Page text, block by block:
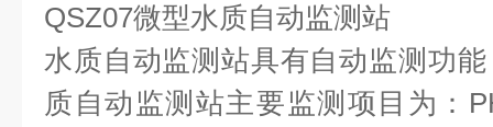
QSZ07微型水质自动监测站
水质自动监测站具有自动监测功
质自动监测站主要监测项目为：